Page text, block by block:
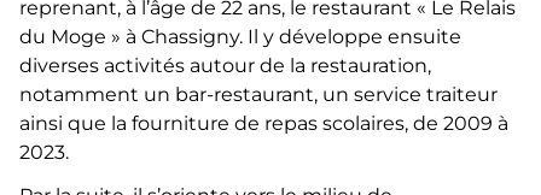
reprenant, à l’âge de 22 ans, le restaurant « Le Relais
du Moge » à Chassigny. Il y développe ensuite
diverses activités autour de la restauration,
notamment un bar-restaurant, un service traiteur
ainsi que la fourniture de repas scolaires, de 2009 à
2023.